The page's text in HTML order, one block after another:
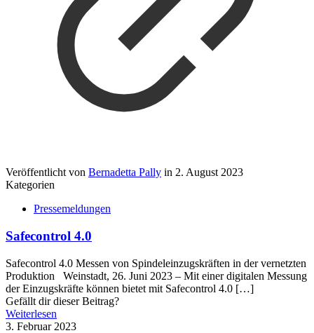
Veröffentlicht von Bernadetta Pally in 2. August 2023
Kategorien
Pressemeldungen
Safecontrol 4.0
Safecontrol 4.0 Messen von Spindeleinzugskräften in der vernetzten
Produktion Weinstadt, 26. Juni 2023 – Mit einer digitalen Messung
der Einzugskräfte können bietet mit Safecontrol 4.0 […]
Gefällt dir dieser Beitrag?
Weiterlesen
3. Februar 2023